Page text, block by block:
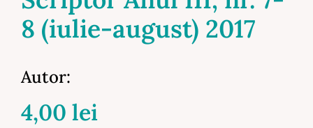
8 (iulie-august) 2017
Autor:
4,00 lei